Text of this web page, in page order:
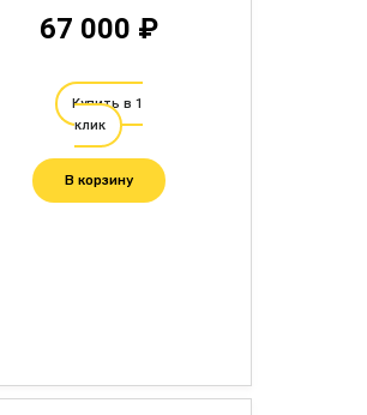
67 000 ₽
Купить в 1
клик
В корзину